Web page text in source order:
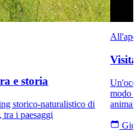
e storia
storico-naturalistico di
i paesaggi
modo